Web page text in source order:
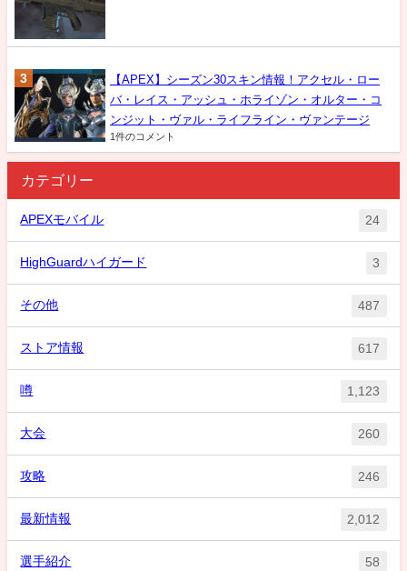
【APEX】シーズン30スキン情報！アクセル・ロー
バ・レイス・アッシュ・ホライゾン・オルター・コ
ンジット・ヴァル・ライフライン・ヴァンテージ
1件のコメント
カテゴリー
APEXモバイル 24
HighGuardハイガード 3
その他 487
ストア情報 617
噂 1,123
大会 260
攻略 246
最新情報 2,012
選手紹介 58